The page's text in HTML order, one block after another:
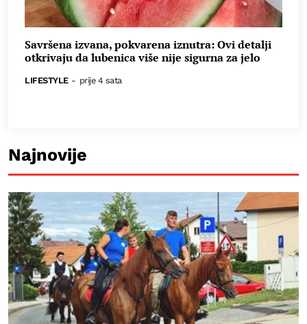
Savršena izvana, pokvarena iznutra: Ovi detalji
otkrivaju da lubenica više nije sigurna za jelo
LIFESTYLE - prije 4 sata
Najnovije